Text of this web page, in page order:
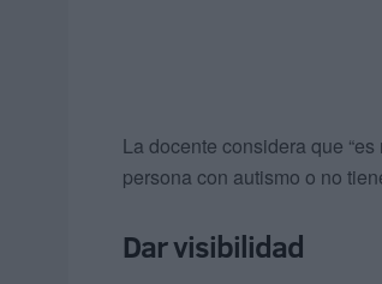
La docente considera que
persona con autismo o no
Dar visibilidad